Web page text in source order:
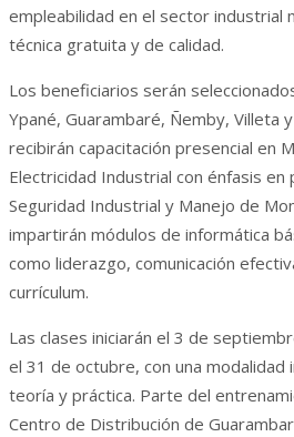
empleabilidad en el sector industrial
técnica gratuita y de calidad.
Los beneficiarios serán
Ypané, Guarambaré, Ñemby, Villeta
recibirán capacitación presencial en
Electricidad Industrial con énfasis en
Seguridad Industrial y Manejo de
impartirán módulos de informática
como liderazgo, comunicación
currículum.
Las clases iniciarán el 3 de
el 31 de octubre, con una modalidad
teoría y práctica. Parte del
Centro de Distribución de